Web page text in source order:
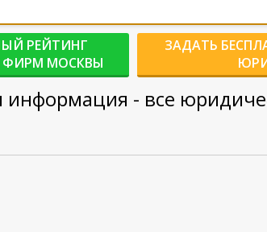
РЕЙТИНГ
МОСКВЫ
ЗАДАТЬ
- все